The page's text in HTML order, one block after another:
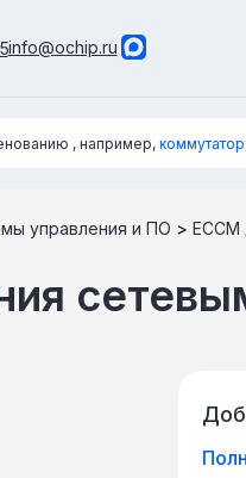
info@ochip.ru
, например, коммутатор
управления и ПО >